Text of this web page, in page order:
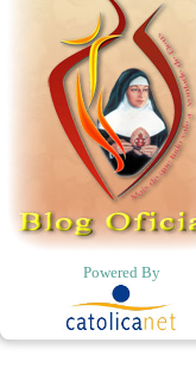
Powered By